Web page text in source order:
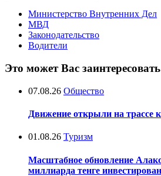
Министерство Внутренних Дел
МВД
Законодательство
Водители
Это может Вас заинтересовать
07.08.26 Общество
Движение открыли на трассе
01.08.26 Туризм
Масштабное обновление
миллиарда тенге